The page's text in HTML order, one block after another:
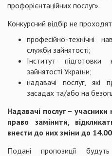
профорієнтаційних послуг».
Конкурсний відбір не
професійно-технічні
служби зайнятості;
Інститут
зайнятості України;
надавачі послуг, які
засадах та/або на
Надавачі послуг –
право замінити,
внести до них зміни до
Подані пропозиції